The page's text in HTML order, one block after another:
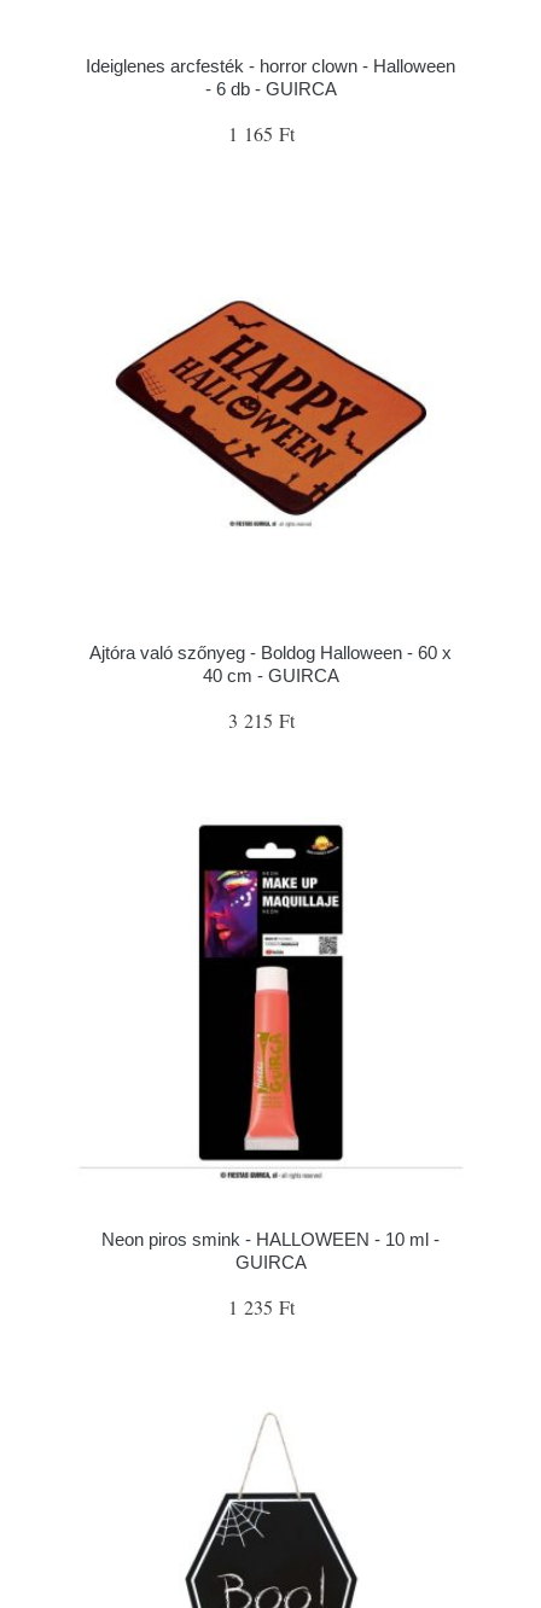
Ideiglenes arcfesték - horror clown - Halloween
- 6 db - GUIRCA
1 165 Ft
Ajtóra való szőnyeg - Boldog Halloween - 60 x
40 cm - GUIRCA
3 215 Ft
Neon piros smink - HALLOWEEN - 10 ml -
GUIRCA
1 235 Ft